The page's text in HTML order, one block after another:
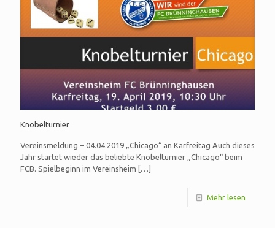
Knobelturnier
Vereinsmeldung – 04.04.2019 „Chicago“ an Karfreitag Auch dieses
Jahr startet wieder das beliebte Knobelturnier „Chicago“ beim
FCB. Spielbeginn im Vereinsheim […]
Mehr lesen